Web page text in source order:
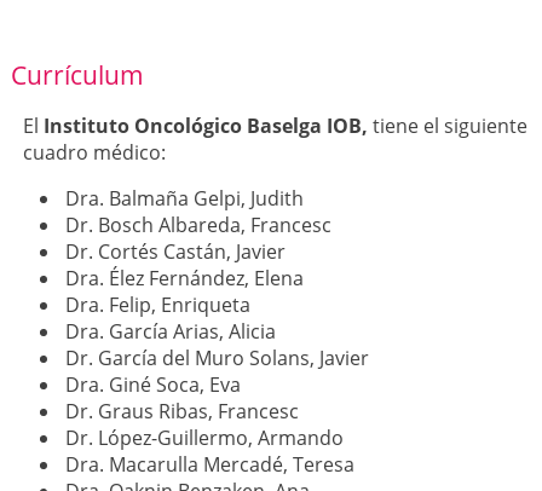
Currículum
El Instituto Oncológico Baselga IOB, tiene el siguiente
cuadro médico:
Dra. Balmaña Gelpi, Judith
Dr. Bosch Albareda, Francesc
Dr. Cortés Castán, Javier
Dra. Élez Fernández, Elena
Dra. Felip, Enriqueta
Dra. García Arias, Alicia
Dr. García del Muro Solans, Javier
Dra. Giné Soca, Eva
Dr. Graus Ribas, Francesc
Dr. López-Guillermo, Armando
Dra. Macarulla Mercadé, Teresa